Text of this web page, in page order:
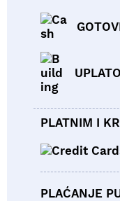
PLATNIM I
PLAĆANJE